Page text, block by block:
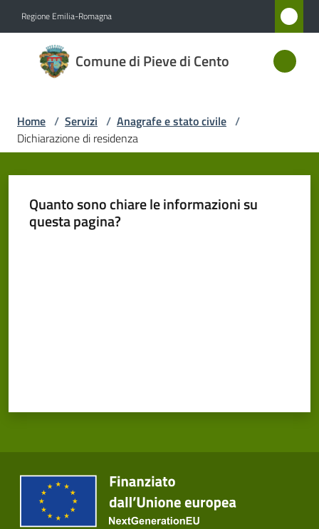
Regione Emilia-Romagna
Comune di Pieve di Cento
Comune
di Pieve
Amministrazione
Servizi
Amministrazione
argomenti...
Home / Servizi / Anagrafe e stato civile /
Dichiarazione di residenza
Quanto sono chiare le informazioni su
questa pagina?